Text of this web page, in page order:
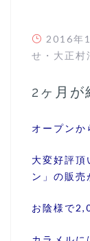
2016年
せ ・ 大正村
2ヶ月が
オープンか
大変好評頂
ン」の販売
お陰様で